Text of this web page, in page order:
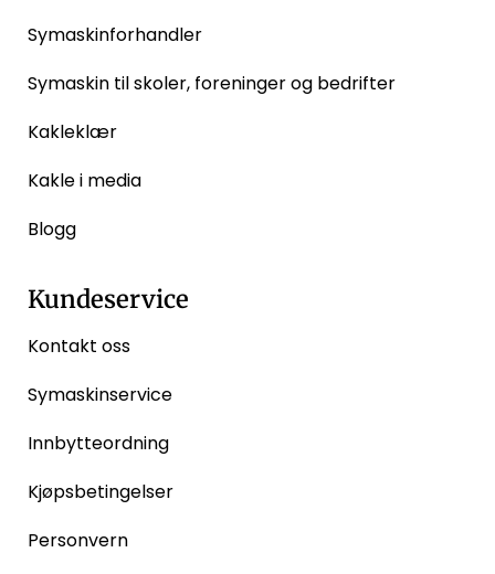
Symaskinforhandler
Symaskin til skoler, foreninger og bedrifter
Kakleklær
Kakle i media
Blogg
Kundeservice
Kontakt oss
Symaskinservice
Innbytteordning
Kjøpsbetingelser
Personvern